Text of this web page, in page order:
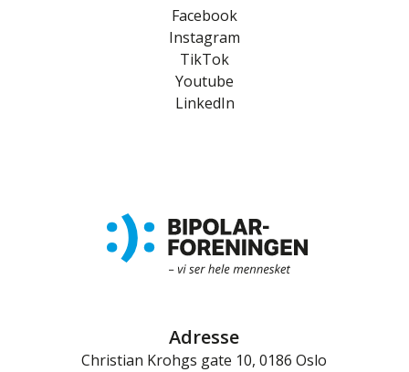
Facebook
Instagram
TikTok
Youtube
LinkedIn
Adresse
Christian Krohgs gate 10, 0186 Oslo